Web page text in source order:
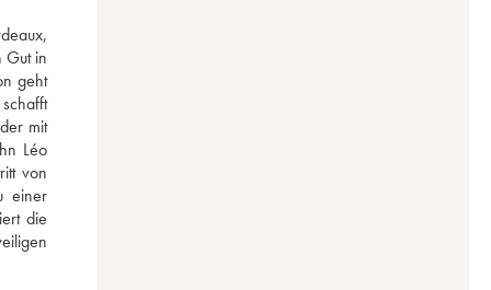
Gut in
geht
mit
Léo
von
einer
die